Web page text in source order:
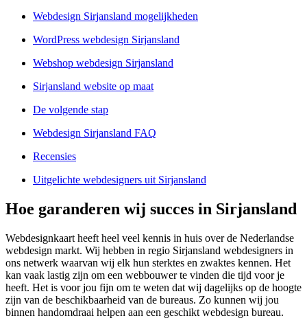
Webdesign Sirjansland mogelijkheden
WordPress webdesign Sirjansland
Webshop webdesign Sirjansland
Sirjansland website op maat
De volgende stap
Webdesign Sirjansland FAQ
Recensies
Uitgelichte webdesigners uit Sirjansland
Hoe garanderen wij succes in Sirjansland
Webdesignkaart heeft heel veel kennis in huis over de Nederlandse
webdesign markt. Wij hebben in regio Sirjansland webdesigners in
ons netwerk waarvan wij elk hun sterktes en zwaktes kennen. Het
kan vaak lastig zijn om een webbouwer te vinden die tijd voor je
heeft. Het is voor jou fijn om te weten dat wij dagelijks op de hoogte
zijn van de beschikbaarheid van de bureaus. Zo kunnen wij jou
binnen handomdraai helpen aan een geschikt webdesign bureau.